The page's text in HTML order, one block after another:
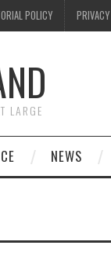
POLICY
LARGE
NEWS